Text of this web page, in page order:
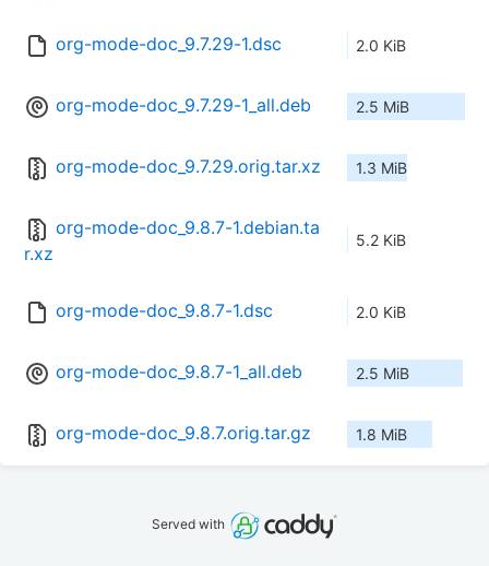
org-mode-doc_9.7.29-1.dsc 2.0 KiB
org-mode-doc_9.7.29-1_all.deb 2.5 MiB
org-mode-doc_9.7.29.orig.tar.xz 1.3 MiB
org-mode-doc_9.8.7-1.debian.ta
r.xz
5.2 KiB
org-mode-doc_9.8.7-1.dsc 2.0 KiB
org-mode-doc_9.8.7-1_all.deb 2.5 MiB
org-mode-doc_9.8.7.orig.tar.gz 1.8 MiB
Served with